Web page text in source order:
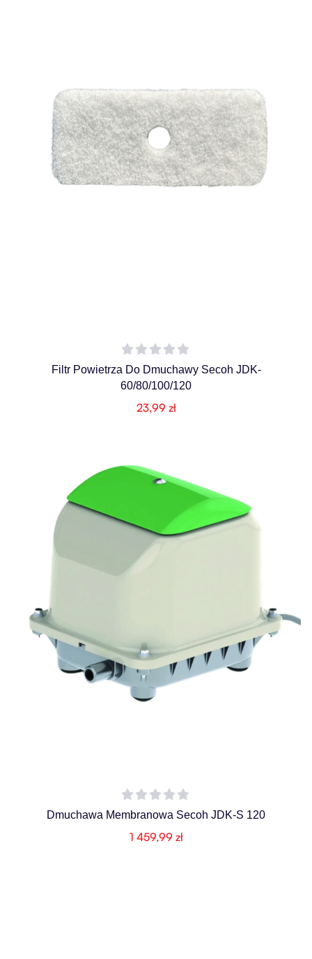
Filtr Powietrza Do Dmuchawy Secoh JDK-
60/80/100/120
23,99 zł
Dmuchawa Membranowa Secoh JDK-S 120
1 459,99 zł